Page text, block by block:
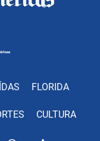
FLORIDA
CULTURA